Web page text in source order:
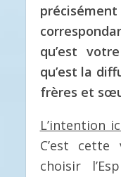
qu’est
qu’est la
frères et
L’intention
C’est
choisir